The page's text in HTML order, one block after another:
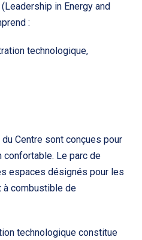
in Energy and
:
technologique,
Centre sont conçues pour
Le parc de
espaces désignés pour les
à combustible de
technologique constitue